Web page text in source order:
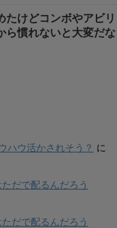
たけどコンボやアビリ
ら慣れないと大変だな
ハウ活かされそう？ に
だで配るんだろう
だで配るんだろう